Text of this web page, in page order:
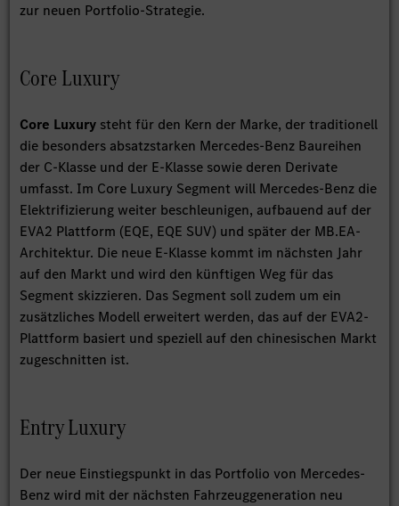
zur neuen Portfolio-Strategie.
Core Luxury
Core Luxury steht für den Kern der Marke, der traditionell
die besonders absatzstarken Mercedes-Benz Baureihen
der C-Klasse und der E-Klasse sowie deren Derivate
umfasst. Im Core Luxury Segment will Mercedes-Benz die
Elektrifizierung weiter beschleunigen, aufbauend auf der
EVA2 Plattform (EQE, EQE SUV) und später der MB.EA-
Architektur. Die neue E-Klasse kommt im nächsten Jahr
auf den Markt und wird den künftigen Weg für das
Segment skizzieren. Das Segment soll zudem um ein
zusätzliches Modell erweitert werden, das auf der EVA2-
Plattform basiert und speziell auf den chinesischen Markt
zugeschnitten ist.
Entry Luxury
Der neue Einstiegspunkt in das Portfolio von Mercedes-
Benz wird mit der nächsten Fahrzeuggeneration neu